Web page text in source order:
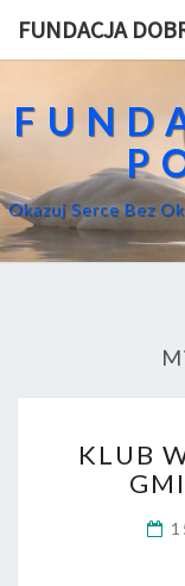
FUNDACJA
Okazuj Serce Bez
KLUB